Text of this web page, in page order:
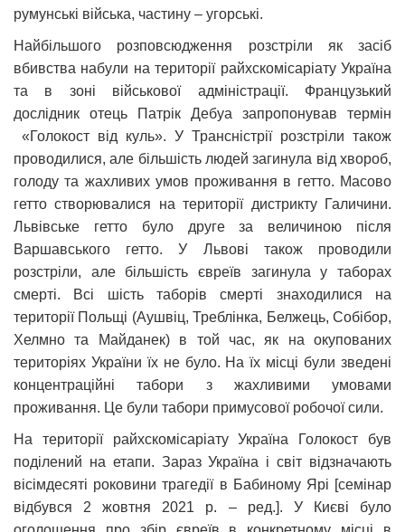
румунські війська, частину – угорські.
Найбільшого розповсюдження розстріли як засіб
вбивства набули на території райхскомісаріату Україна
та в зоні військової адміністрації. Французький
дослідник отець Патрік Дебуа запропонував термін
«Голокост від куль». У Трансністрії розстріли також
проводилися, але більшість людей загинула від хвороб,
голоду та жахливих умов проживання в гетто. Масово
гетто створювалися на території дистрикту Галичини.
Львівське гетто було друге за величиною після
Варшавського гетто. У Львові також проводили
розстріли, але більшість євреїв загинула у таборах
смерті. Всі шість таборів смерті знаходилися на
території Польщі (Аушвіц, Треблінка, Белжець, Собібор,
Хелмно та Майданек) в той час, як на окупованих
територіях України їх не було. На їх місці були зведені
концентраційні табори з жахливими умовами
проживання. Це були табори примусової робочої сили.
На території райхскомісаріату Україна Голокост був
поділений на етапи. Зараз Україна і світ відзначають
вісімдесяті роковини трагедії в Бабиному Ярі [семінар
відбувся 2 жовтня 2021 р. – ред.]. У Києві було